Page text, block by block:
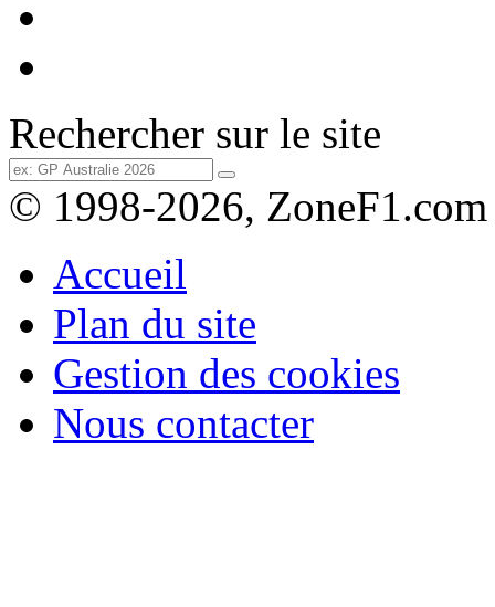
Rechercher sur le site
© 1998-2026, ZoneF1.com
Accueil
Plan du site
Gestion des cookies
Nous contacter